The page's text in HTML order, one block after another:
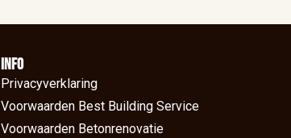
Info
Privacyverklaring
Voorwaarden Best Building Service
Voorwaarden Betonrenovatie